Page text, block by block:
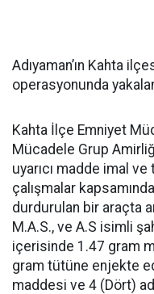
Adıyaman’ın Kahta
operasyonunda
Kahta İlçe Emniyet
Mücadele Grup
uyarıcı madde imal
çalışmalar
durdurulan bir araçta
M.A.S., ve A.S isimli
içerisinde 1.47 gram
gram tütüne enjekte
maddesi ve 4 (Dört)